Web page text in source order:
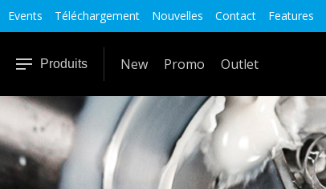
Events Téléchargement Nouvelles Contact Features
Produits New Promo Outlet